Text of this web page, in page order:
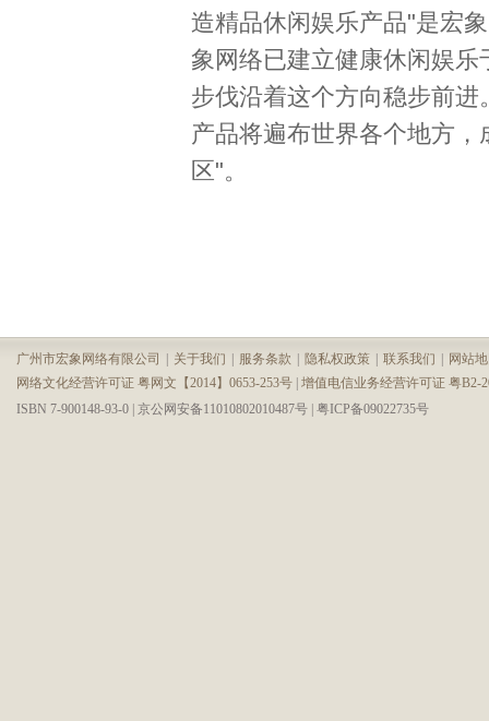
造精品休闲娱乐产品"是宏
象网络已建立健康休闲娱
步伐沿着这个方向稳步前
产品将遍布世界各个地方
区"。
广州市宏象网络有限公司 关于我们 服务条款 隐私权政策 联系我们
网站
网络文化经营许可证 粤网文【2014】0653-253号 增值电信业务经营许可证 粤B2-
ISBN 7-900148-93-0 | 京公网安备11010802010487号 | 粤ICP备09022735号